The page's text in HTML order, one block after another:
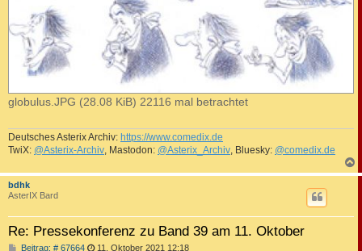
globulus.JPG (28.08 KiB) 22116 mal betrachtet
Deutsches Asterix Archiv: https://www.comedix.de
TwiX: @Asterix-Archiv, Mastodon: @Asterix_Archiv, Bluesky: @comedix.de
a
bdhk
AsterIX Bard
Re: Pressekonferenz zu Band 39 am 11. Oktober
Beitrag: # 67664B 11. Oktober 2021 12:18